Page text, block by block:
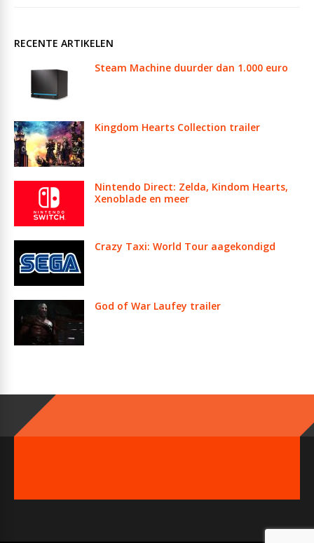
RECENTE ARTIKELEN
Steam Machine duurder dan 1.000 euro
Kingdom Hearts Collection trailer
Nintendo Direct: Zelda, Kindom Hearts,
Xenoblade en meer
Crazy Taxi: World Tour aagekondigd
God of War Laufey trailer